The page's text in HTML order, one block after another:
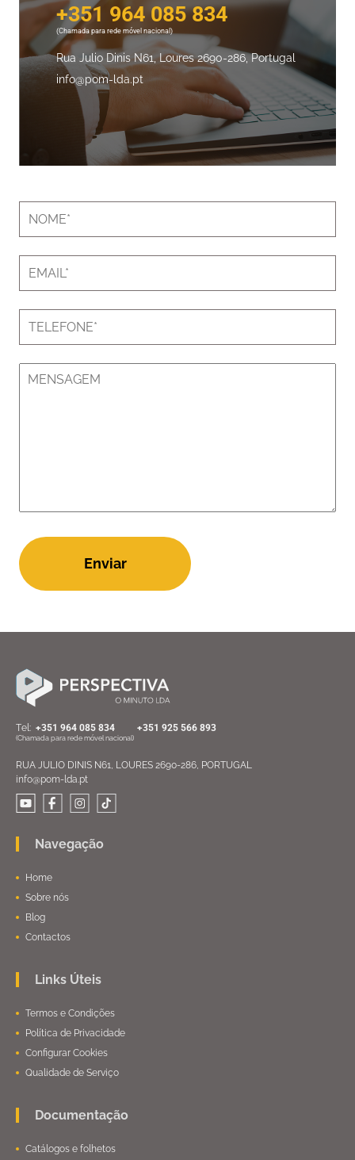
+351 964 085 834
(Chamada para rede móvel nacional)
Rua Julio Dinis N61, Loures2690-286, Portugal
info@pom-lda.pt
Enviar
Тel: +351 964 085 834 +351 925 566 893
(Chamada para rede móvel nacional)
RUA JULIO DINIS N61, LOURES 2690-286, PORTUGAL
info@pom-lda.pt
Navegação
Home
Sobre nós
Blog
Contactos
Links Úteis
Termos e Condições
Política de Privacidade
Configurar Cookies
Qualidade de Serviço
Documentação
Catálogos e folhetos